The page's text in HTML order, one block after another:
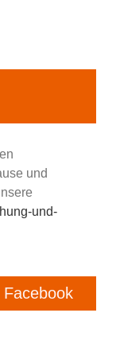
und
und-